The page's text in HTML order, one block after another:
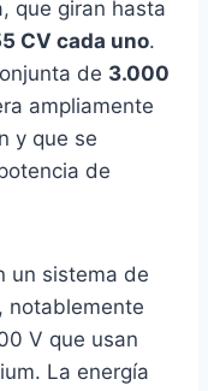
que giran hasta
CV cada uno.
de 3.000
ampliamente
y que se
de
un sistema de
, notablemente
V que usan
La energía